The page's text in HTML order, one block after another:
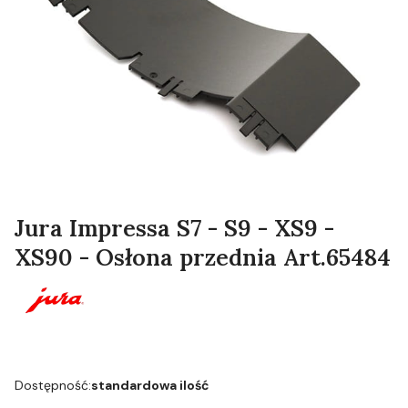
Jura Impressa S7 - S9 - XS9 -
XS90 - Osłona przednia Art.65484
Dostępność:standardowa ilość